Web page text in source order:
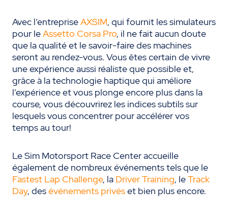
Avec l’entrepriseAXSIM, qui fournit les simulateurs
pour leAssetto Corsa Pro, il ne fait aucun doute
que la qualité et le savoir-faire des machines
seront au rendez-vous. Vous êtes certain de vivre
une expérience aussi réaliste que possible et,
grâce à la technologie haptique qui améliore
l’expérience et vous plonge encore plus dans la
course, vous découvrirez les indices subtils sur
lesquels vous concentrer pour accélérer vos
temps au tour!
Le Sim Motorsport Race Center accueille
également de nombreux événements tels que le
Fastest Lap Challenge, la Driver Training, leTrack
Day, desévénements privéset bien plus encore.